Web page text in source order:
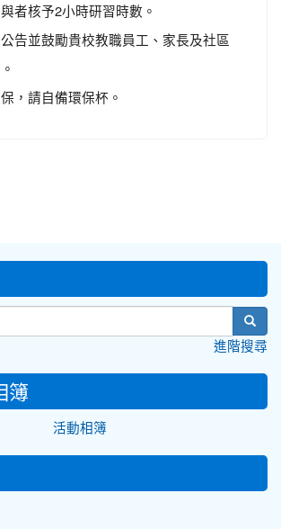
者核予2小時研習時數。
告並鼓勵貴校教職員工、家長及社區
，請自備環保杯。
進階搜尋
簿
活動相簿